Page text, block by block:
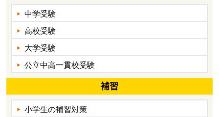
中学受験
高校受験
大学受験
公立中高一貫校受験
補習
小学生の補習対策